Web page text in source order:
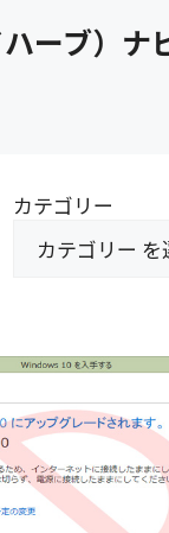
ーブ）ナ
カテゴリー